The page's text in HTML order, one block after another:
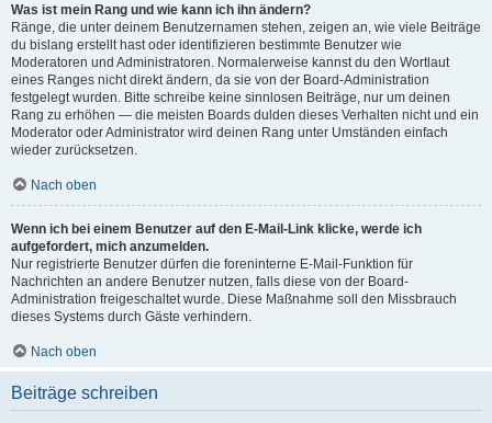
Was ist mein Rang und wie kann ich ihn ändern?
Ränge, die unter deinem Benutzernamen stehen, zeigen an, wie viele Beiträge
du bislang erstellt hast oder identifizieren bestimmte Benutzer wie
Moderatoren und Administratoren. Normalerweise kannst du den Wortlaut
eines Ranges nicht direkt ändern, da sie von der Board-Administration
festgelegt wurden. Bitte schreibe keine sinnlosen Beiträge, nur um deinen
Rang zu erhöhen — die meisten Boards dulden dieses Verhalten nicht und ein
Moderator oder Administrator wird deinen Rang unter Umständen einfach
wieder zurücksetzen.
Nach oben
Wenn ich bei einem Benutzer auf den E-Mail-Link klicke, werde ich
aufgefordert, mich anzumelden.
Nur registrierte Benutzer dürfen die foreninterne E-Mail-Funktion für
Nachrichten an andere Benutzer nutzen, falls diese von der Board-
Administration freigeschaltet wurde. Diese Maßnahme soll den Missbrauch
dieses Systems durch Gäste verhindern.
Nach oben
Beiträge schreiben